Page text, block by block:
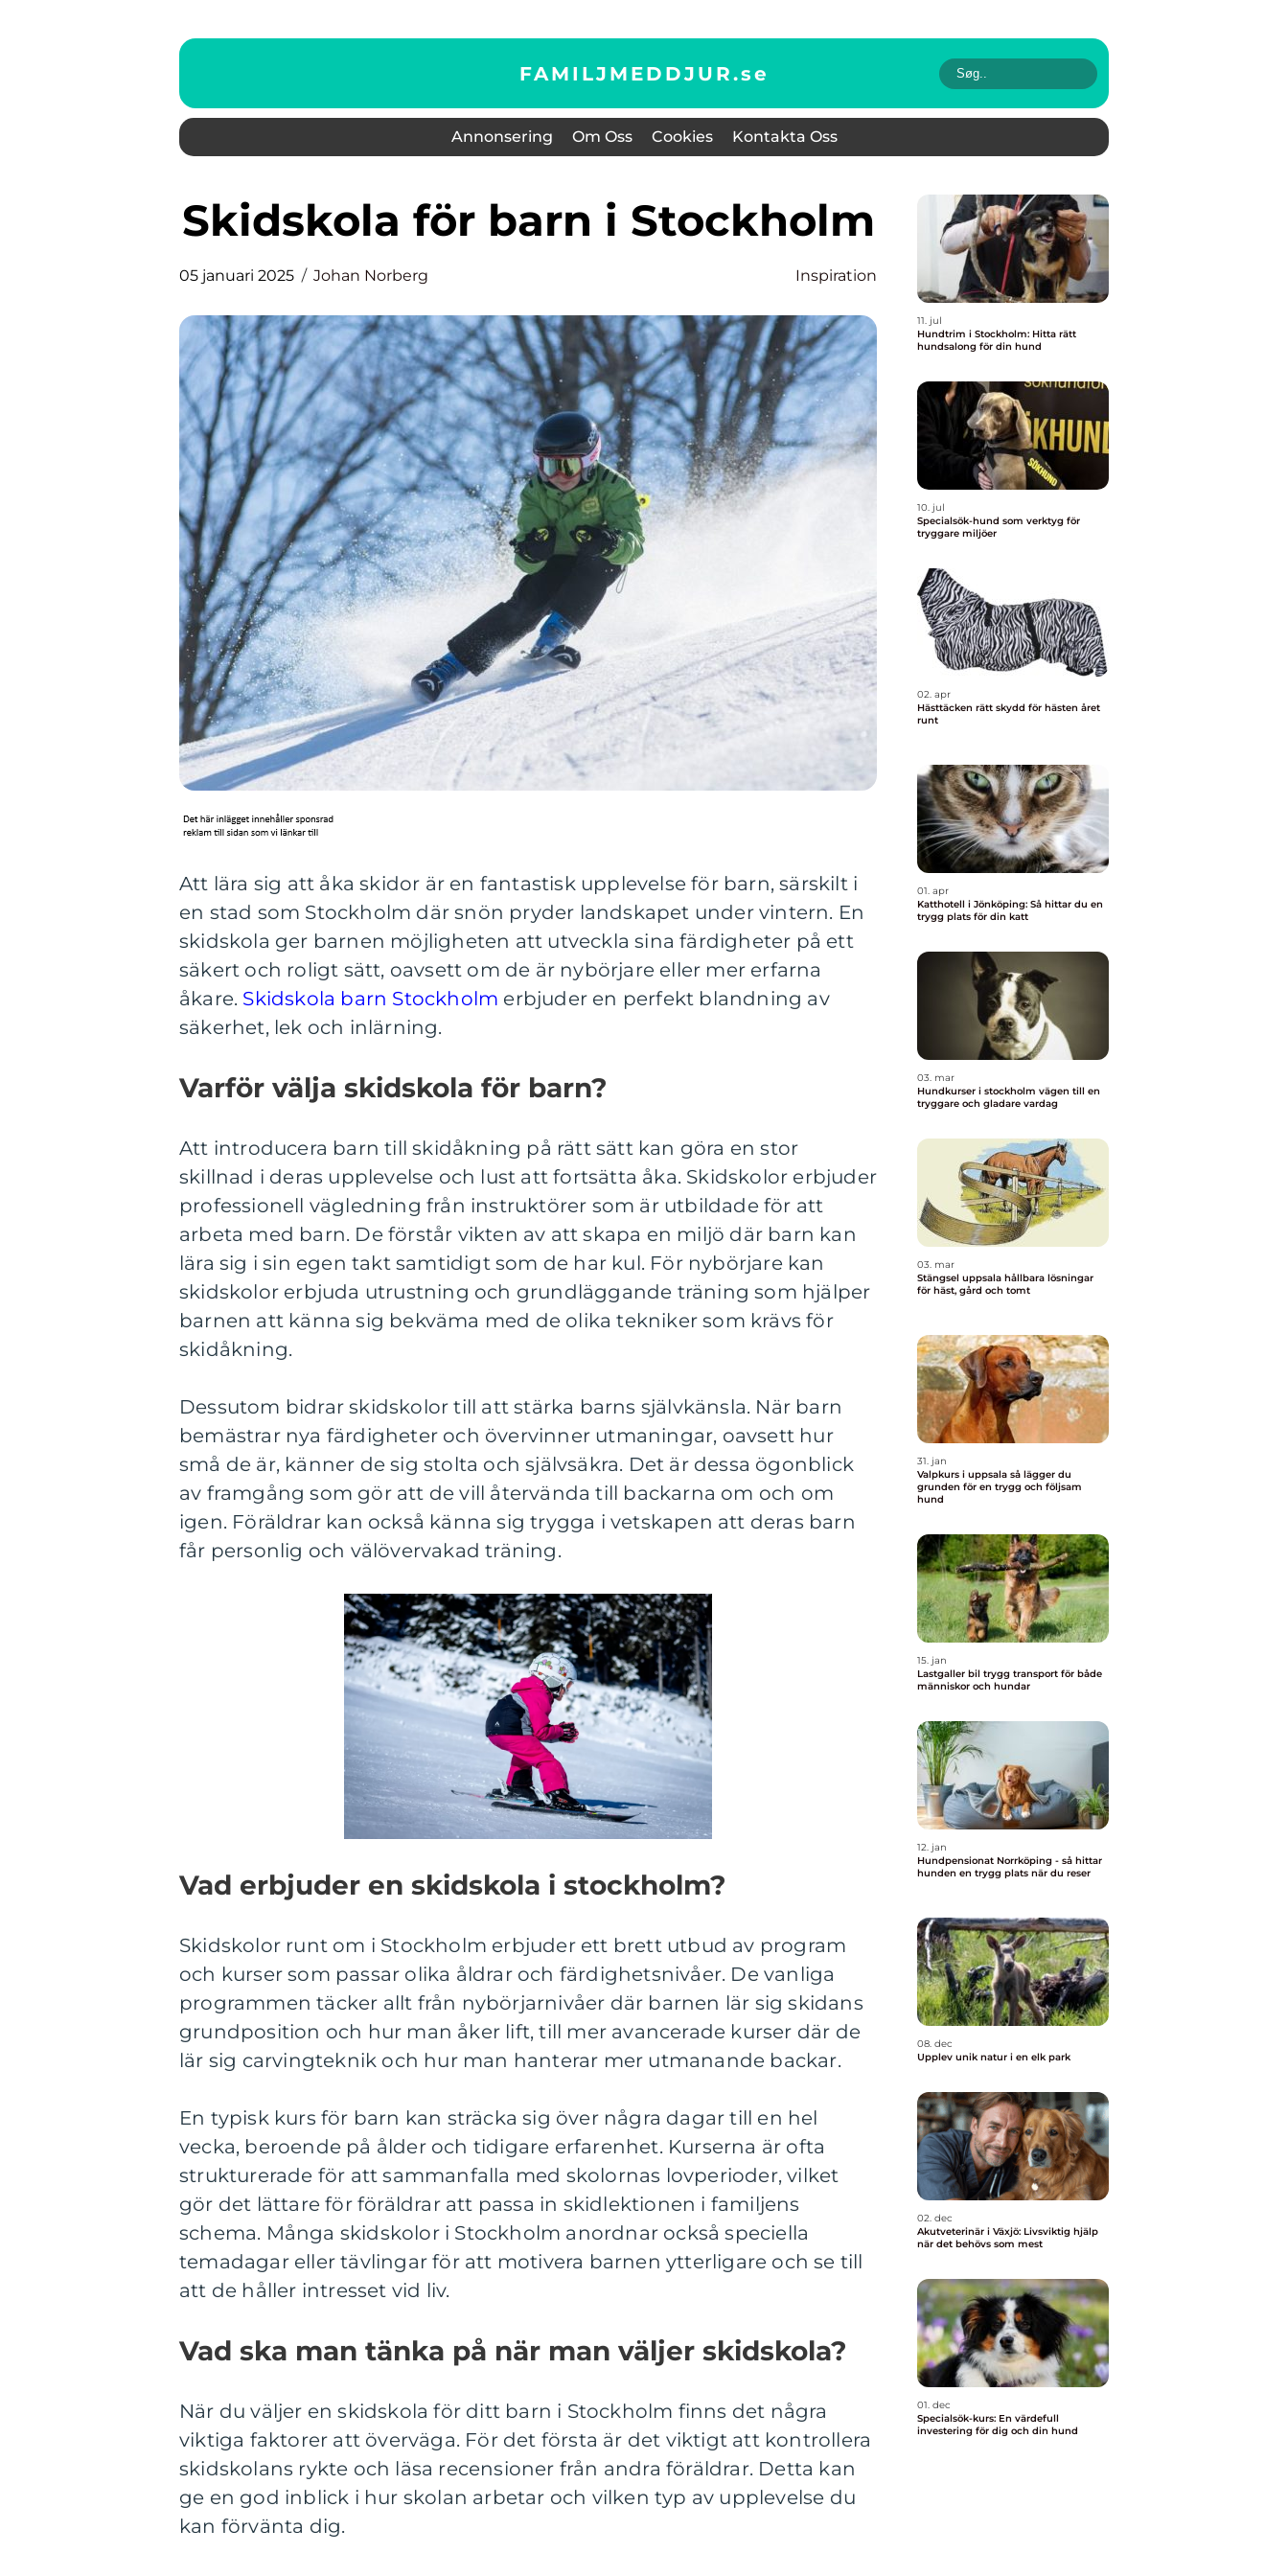
FAMILJMEDDJUR.se
Annonsering Om Oss Cookies Kontakta Oss
Skidskola för barn i Stockholm
05 januari 2025 Johan Norberg Inspiration
Att lära sig att åka skidor är en fantastisk upplevelse för barn, särskilt i
en stad som Stockholm där snön pryder landskapet under vintern. En
skidskola ger barnen möjligheten att utveckla sina färdigheter på ett
säkert och roligt sätt, oavsett om de är nybörjare eller mer erfarna
åkare. Skidskola barn Stockholm erbjuder en perfekt blandning av
säkerhet, lek och inlärning.
Varför välja skidskola för barn?
Att introducera barn till skidåkning på rätt sätt kan göra en stor
skillnad i deras upplevelse och lust att fortsätta åka. Skidskolor erbjuder
professionell vägledning från instruktörer som är utbildade för att
arbeta med barn. De förstår vikten av att skapa en miljö där barn kan
lära sig i sin egen takt samtidigt som de har kul. För nybörjare kan
skidskolor erbjuda utrustning och grundläggande träning som hjälper
barnen att känna sig bekväma med de olika tekniker som krävs för
skidåkning.
Dessutom bidrar skidskolor till att stärka barns självkänsla. När barn
bemästrar nya färdigheter och övervinner utmaningar, oavsett hur
små de är, känner de sig stolta och självsäkra. Det är dessa ögonblick
av framgång som gör att de vill återvända till backarna om och om
igen. Föräldrar kan också känna sig trygga i vetskapen att deras barn
får personlig och välövervakad träning.
Vad erbjuder en skidskola i stockholm?
Skidskolor runt om i Stockholm erbjuder ett brett utbud av program
och kurser som passar olika åldrar och färdighetsnivåer. De vanliga
programmen täcker allt från nybörjarnivåer där barnen lär sig skidans
grundposition och hur man åker lift, till mer avancerade kurser där de
lär sig carvingteknik och hur man hanterar mer utmanande backar.
En typisk kurs för barn kan sträcka sig över några dagar till en hel
vecka, beroende på ålder och tidigare erfarenhet. Kurserna är ofta
strukturerade för att sammanfalla med skolornas lovperioder, vilket
gör det lättare för föräldrar att passa in skidlektionen i familjens
schema. Många skidskolor i Stockholm anordnar också speciella
temadagar eller tävlingar för att motivera barnen ytterligare och se till
att de håller intresset vid liv.
Vad ska man tänka på när man väljer skidskola?
När du väljer en skidskola för ditt barn i Stockholm finns det några
viktiga faktorer att överväga. För det första är det viktigt att kontrollera
skidskolans rykte och läsa recensioner från andra föräldrar. Detta kan
ge en god inblick i hur skolan arbetar och vilken typ av upplevelse du
kan förvänta dig.
11. jul
Hundtrim i Stockholm: Hitta rätt
hundsalong för din hund
10. jul
Specialsök-hund som verktyg för
tryggare miljöer
02. apr
Hästtäcken rätt skydd för hästen året
runt
01. apr
Katthotell i Jönköping: Så hittar du en
trygg plats för din katt
03. mar
Hundkurser i stockholm vägen till en
tryggare och gladare vardag
03. mar
Stängsel uppsala hållbara lösningar
för häst, gård och tomt
31. jan
Valpkurs i uppsala så lägger du
grunden för en trygg och följsam
hund
15. jan
Lastgaller bil trygg transport för både
människor och hundar
12. jan
Hundpensionat Norrköping - så hittar
hunden en trygg plats när du reser
08. dec
Upplev unik natur i en elk park
02. dec
Akutveterinär i Växjö: Livsviktig hjälp
när det behövs som mest
01. dec
Specialsök-kurs: En värdefull
investering för dig och din hund